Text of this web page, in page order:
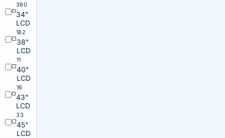
360
34"
LCD
182
38"
LCD
11
40"
LCD
16
43"
LCD
33
45"
LCD